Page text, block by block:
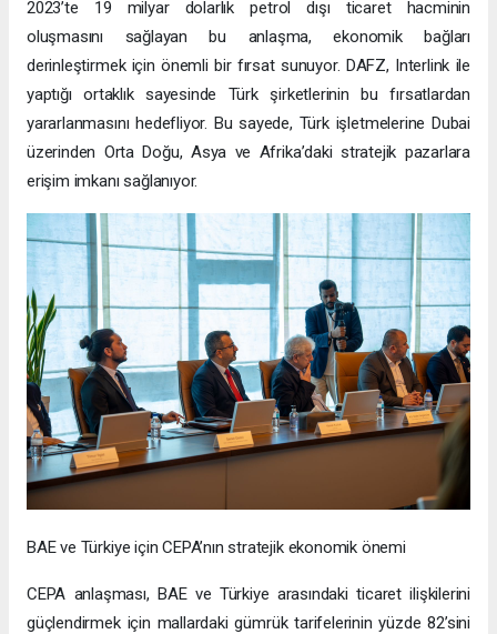
2023’te 19 milyar dolarlık petrol dışı ticaret hacminin
oluşmasını sağlayan bu anlaşma, ekonomik bağları
derinleştirmek için önemli bir fırsat sunuyor. DAFZ, Interlink ile
yaptığı ortaklık sayesinde Türk şirketlerinin bu fırsatlardan
yararlanmasını hedefliyor. Bu sayede, Türk işletmelerine Dubai
üzerinden Orta Doğu, Asya ve Afrika’daki stratejik pazarlara
erişim imkanı sağlanıyor.
BAE ve Türkiye için CEPA’nın stratejik ekonomik önemi
CEPA anlaşması, BAE ve Türkiye arasındaki ticaret ilişkilerini
güçlendirmek için mallardaki gümrük tarifelerinin yüzde 82’sini